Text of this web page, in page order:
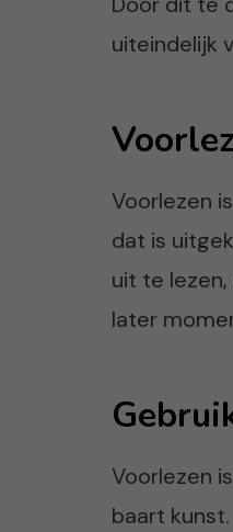
uiteindelijk
Voorlezen
dat is
uit te
later
Voorlezen
baart